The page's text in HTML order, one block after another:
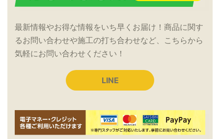
最新情報やお得な情報をいち早くお届け！商品に関す
るお問い合わせや施工の打ち合わせなど、こちらから
気軽にお問い合わせください！
LINE